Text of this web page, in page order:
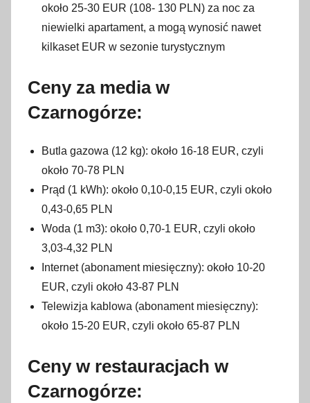
około 25-30 EUR (108- 130 PLN) za noc za
niewielki apartament, a mogą wynosić nawet
kilkaset EUR w sezonie turystycznym
Ceny za media w
Czarnogórze:
Butla gazowa (12 kg): około 16-18 EUR, czyli
około 70-78 PLN
Prąd (1 kWh): około 0,10-0,15 EUR, czyli około
0,43-0,65 PLN
Woda (1 m3): około 0,70-1 EUR, czyli około
3,03-4,32 PLN
Internet (abonament miesięczny): około 10-20
EUR, czyli około 43-87 PLN
Telewizja kablowa (abonament miesięczny):
około 15-20 EUR, czyli około 65-87 PLN
Ceny w restauracjach w
Czarnogórze: